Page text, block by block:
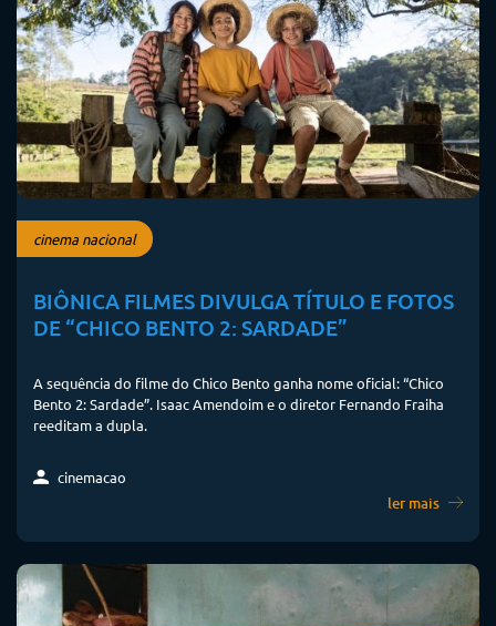
cinema nacional
BIÔNICA FILMES DIVULGA TÍTULO E FOTOS
DE “CHICO BENTO 2: SARDADE”
A sequência do filme do Chico Bento ganha nome oficial: “Chico
Bento 2: Sardade”. Isaac Amendoim e o diretor Fernando Fraiha
reeditam a dupla.
cinemacao
ler mais